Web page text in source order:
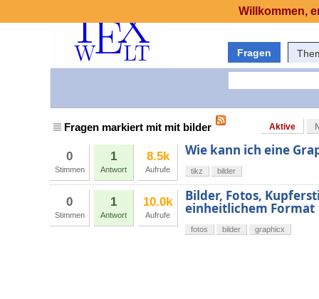
Fragen
Fragen markiert mit mit bilder Aktive
0
Stimmen
1
Antwort
8.5k
Aufrufe
Wie kann ich eine
tikz bilder
0
Stimmen
1
Antwort
10.0k
Aufrufe
Bilder, Fotos,
einheitlichem Format
fotos bilder graphicx
Willkommen,